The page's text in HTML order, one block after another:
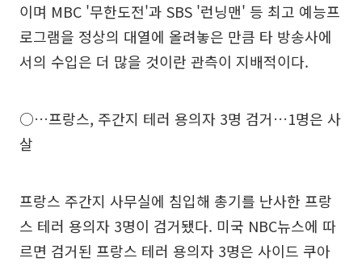
이며 MBC '무한도전'과 SBS '런닝맨' 등 최고 예능프
로그램을 정상의 대열에 올려놓은 만큼 타 방송사에
서의 수입은 더 많을 것이란 관측이 지배적이다.
○…프랑스, 주간지 테러 용의자 3명 검거…1명은 사
살
프랑스 주간지 사무실에 침입해 총기를 난사한 프랑
스 테러 용의자 3명이 검거됐다. 미국 NBC뉴스에 따
르면 검거된 프랑스 테러 용의자 3명은 사이드 쿠아